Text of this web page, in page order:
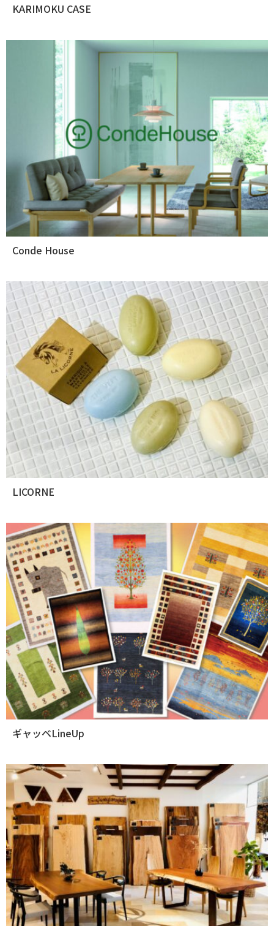
KARIMOKU CASE
Conde House
LICORNE
ギャッベLineUp